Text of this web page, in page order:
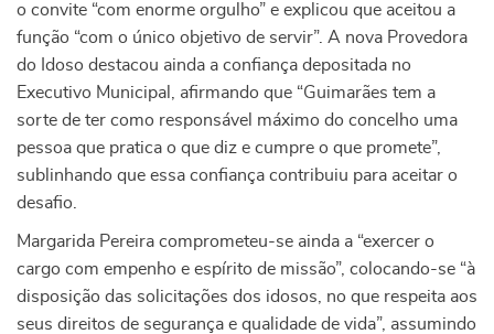
o convite “com enorme orgulho” e explicou que aceitou a
função “com o único objetivo de servir”. A nova Provedora
do Idoso destacou ainda a confiança depositada no
Executivo Municipal, afirmando que “Guimarães tem a
sorte de ter como responsável máximo do concelho uma
pessoa que pratica o que diz e cumpre o que promete”,
sublinhando que essa confiança contribuiu para aceitar o
desafio.
Margarida Pereira comprometeu-se ainda a “exercer o
cargo com empenho e espírito de missão”, colocando-se “à
disposição das solicitações dos idosos, no que respeita aos
seus direitos de segurança e qualidade de vida”, assumindo